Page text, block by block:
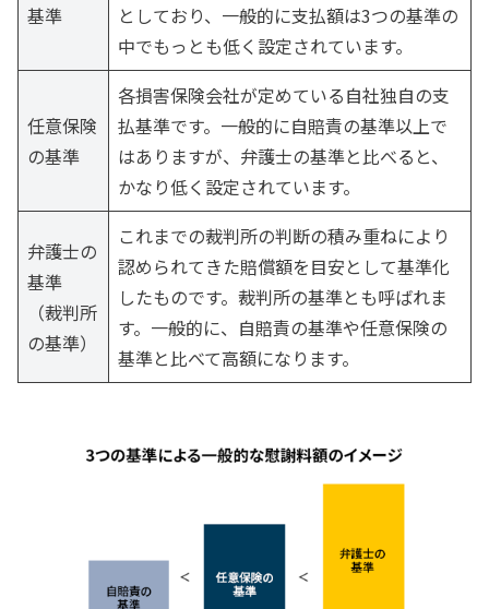
基準
としており、一般的に支払額は3つの基準の
中でもっとも低く設定されています。
任意保険
の基準
各損害保険会社が定めている自社独自の支
払基準です。一般的に自賠責の基準以上で
はありますが、弁護士の基準と比べると、
かなり低く設定されています。
弁護士の
基準
（裁判所
の基準）
これまでの裁判所の判断の積み重ねにより
認められてきた賠償額を目安として基準化
したものです。裁判所の基準とも呼ばれま
す。一般的に、自賠責の基準や任意保険の
基準と比べて高額になります。